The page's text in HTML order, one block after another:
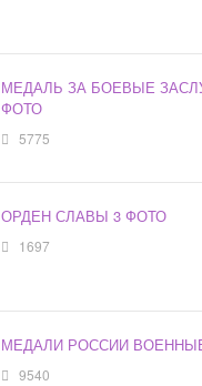
МЕДАЛЬ ЗА БОЕВЫЕ
ФОТО
5775
ОРДЕН СЛАВЫ 3 ФОТО
1697
МЕДАЛИ РОССИИ
9540